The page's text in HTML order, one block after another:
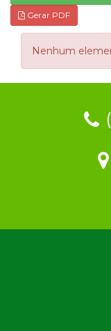
Gerar PDF
Nenhum